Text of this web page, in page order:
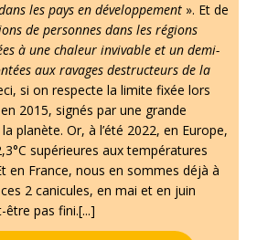
les pays en développement ». Et de
de personnes dans les régions
à une chaleur invivable et un demi-
aux ravages destructeurs de la
si on respecte la limite fixée lors
2015, signés par une grande
planète. Or, à l’été 2022, en Europe,
supérieures aux températures
en France, nous en sommes déjà à
2 canicules, en mai et en juin
être pas fini.[...]